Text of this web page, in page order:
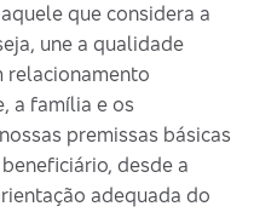
que considera a
une a qualidade
relacionamento
a família e os
premissas básicas
desde a
adequada do